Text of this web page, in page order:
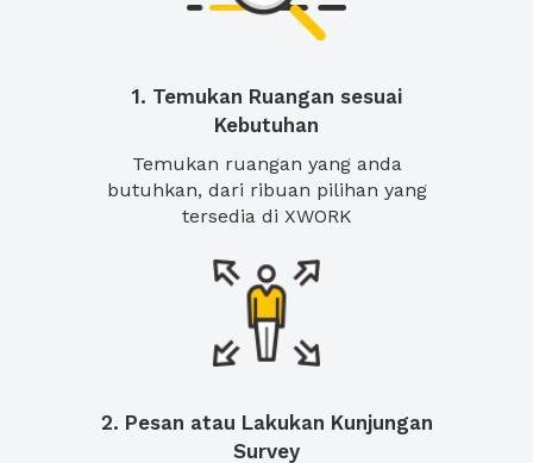
1. Temukan Ruangan sesuai
Kebutuhan
Temukan ruangan yang anda
butuhkan, dari ribuan pilihan yang
tersedia di XWORK
2. Pesan atau Lakukan Kunjungan
Survey